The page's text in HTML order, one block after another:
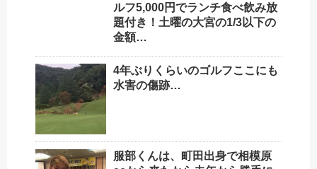
ルフ️5,000円でランチ食べ飲み放
題付き！土曜の大宮の1/3以下の
金額…
4年ぶりくらいのゴルフここにも
水害の傷跡…
服部くんは、町田出身で相模原